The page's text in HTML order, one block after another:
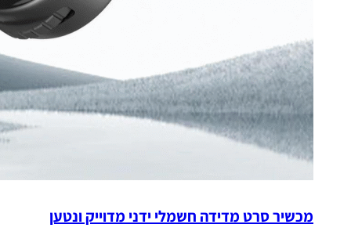
מכשיר סרט מדידה חשמלי ידני מדוייק ונטען